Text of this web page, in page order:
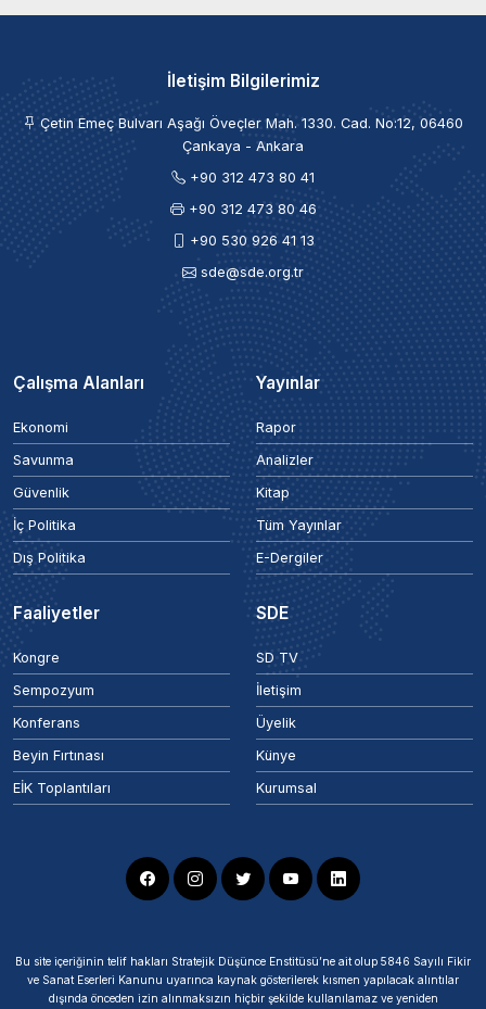
İletişim Bilgilerimiz
Çetin Emeç Bulvarı Aşağı Öveçler Mah. 1330. Cad. No:12, 06460
Çankaya - Ankara
+90 312 473 80 41
+90 312 473 80 46
+90 530 926 41 13
sde@sde.org.tr
Çalışma Alanları
Ekonomi
Savunma
Güvenlik
İç Politika
Dış Politika
Yayınlar
Rapor
Analizler
Kitap
Tüm Yayınlar
E-Dergiler
Faaliyetler
Kongre
Sempozyum
Konferans
Beyin Fırtınası
EİK Toplantıları
SDE
SD TV
İletişim
Üyelik
Künye
Kurumsal
Bu site içeriğinin telif hakları Stratejik Düşünce Enstitüsü’ne ait olup 5846 Sayılı Fikir
ve Sanat Eserleri Kanunu uyarınca kaynak gösterilerek kısmen yapılacak alıntılar
dışında önceden izin alınmaksızın hiçbir şekilde kullanılamaz ve yeniden